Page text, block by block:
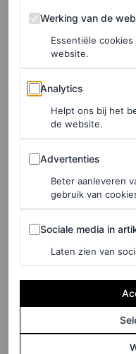
©WOUTER
1/2
Zijn keuzes op het
zeggen allebei iets
mij maar een outfit vol
shiny.”
Werking van de website
Werking van de
Essentiële
website.
Analytics
Analytics
Helpt ons bij het
de website.
Advertenties
Advertenties
Beter aanleveren
gebruik van
Sociale media in
Sociale media in
Laten zien van